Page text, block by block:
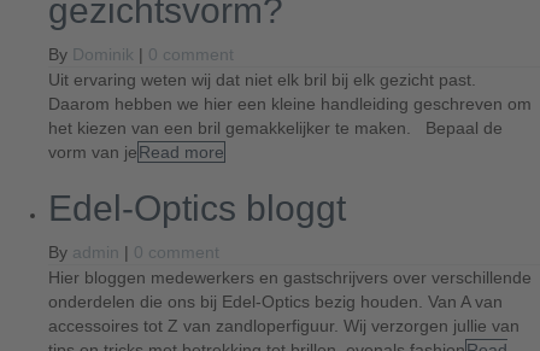
gezichtsvorm?
By Dominik | 0 comment
Uit ervaring weten wij dat niet elk bril bij elk gezicht past.
Daarom hebben we hier een kleine handleiding geschreven om
het kiezen van een bril gemakkelijker te maken. Bepaal de
vorm van jeRead more
Edel-Optics bloggt
By admin | 0 comment
Hier bloggen medewerkers en gastschrijvers over verschillende
onderdelen die ons bij Edel-Optics bezig houden. Van A van
accessoires tot Z van zandloperfiguur. Wij verzorgen jullie van